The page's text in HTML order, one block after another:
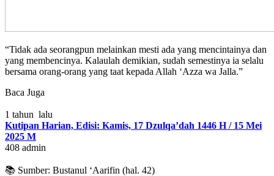
“Tidak ada seorangpun melainkan mesti ada yang mencintainya dan
yang membencinya. Kalaulah demikian, sudah semestinya ia selalu
bersama orang-orang yang taat kepada Allah ‘Azza wa Jalla.”
Baca Juga
1 tahun lalu
Kutipan Harian, Edisi: Kamis, 17 Dzulqa’dah 1446 H / 15 Mei
2025 M
408 admin
📚 Sumber: Bustanul ‘Aarifin (hal. 42)